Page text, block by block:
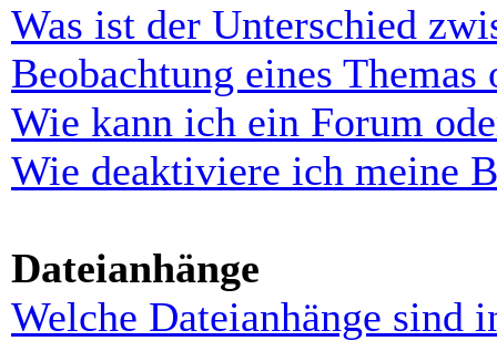
Was ist der Unterschied
Beobachtung eines Themas
Wie kann ich ein Forum
Wie deaktiviere ich meine
Dateianhänge
Welche Dateianhänge sind